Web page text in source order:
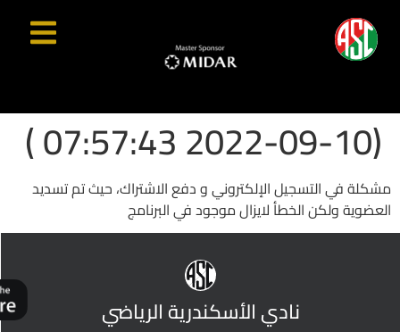
(2022-09-10 07:57:43 )
مشكلة في التسجيل الإلكتروني و دفع الاشتراك، حيث تم تسديد
العضوية ولكن الخطأ لايزال موجود في البرنامج
نادي الأسكندرية الرياضي